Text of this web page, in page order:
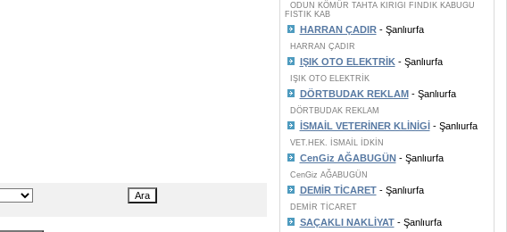
ODUN KÖMÜR TAHTA KIRIGI FINDIK KABUGU
FISTIK KAB
HARRAN ÇADIR- Şanlıurfa
HARRAN ÇADIR
IŞIK OTO ELEKTRİK- Şanlıurfa
IŞIK OTO ELEKTRİK
DÖRTBUDAK REKLAM- Şanlıurfa
DÖRTBUDAK REKLAM
İSMAİL VETERİNER KLİNİGİ- Şanlıurfa
VET.HEK. İSMAİL İDKİN
CenGiz AĞABUGÜN- Şanlıurfa
CenGiz AĞABUGÜN
DEMİR TİCARET- Şanlıurfa
DEMİR TİCARET
SAÇAKLI NAKLİYAT- Şanlıurfa